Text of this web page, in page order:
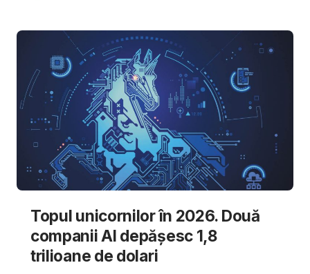
Topul unicornilor în 2026. Două
companii AI depășesc 1,8
trilioane de dolari